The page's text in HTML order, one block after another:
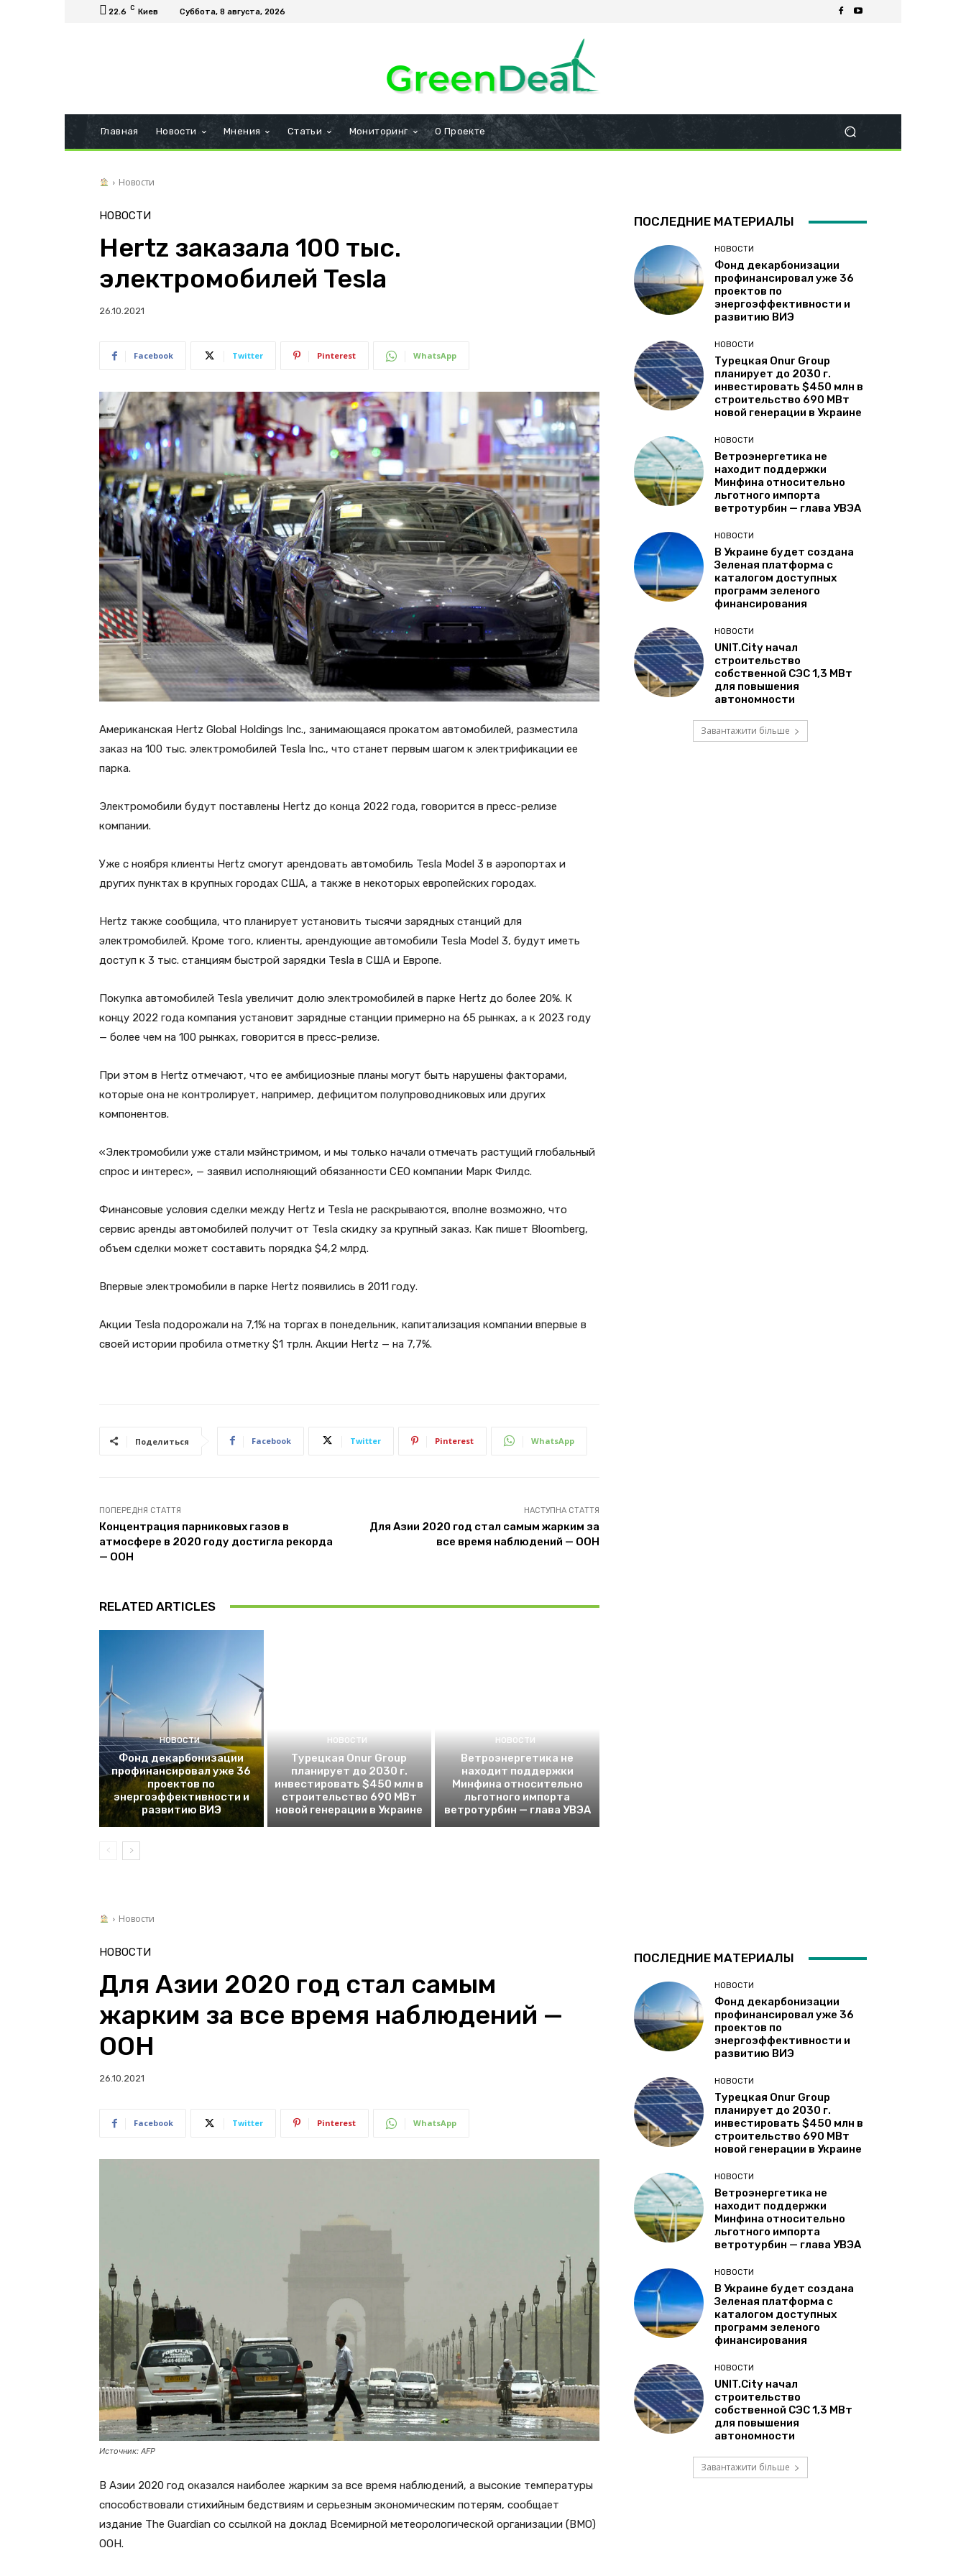
22.6 C Киев Суббота, 8 августа, 2026
Главная Новости Мнения Статьи Мониторинг О Проекте
Новости
НОВОСТИ
Hertz заказала 100 тыс.
электромобилей Tesla
26.10.2021
Facebook Twitter Pinterest WhatsApp
Американская Hertz Global Holdings Inc., занимающаяся прокатом автомобилей, разместила
заказ на 100 тыс. электромобилей Tesla Inc., что станет первым шагом к электрификации ее
парка.
Электромобили будут поставлены Hertz до конца 2022 года, говорится в пресс-релизе
компании.
Уже с ноября клиенты Hertz смогут арендовать автомобиль Tesla Model 3 в аэропортах и
других пунктах в крупных городах США, а также в некоторых европейских городах.
Hertz также сообщила, что планирует установить тысячи зарядных станций для
электромобилей. Кроме того, клиенты, арендующие автомобили Tesla Model 3, будут иметь
доступ к 3 тыс. станциям быстрой зарядки Tesla в США и Европе.
Покупка автомобилей Tesla увеличит долю электромобилей в парке Hertz до более 20%. К
концу 2022 года компания установит зарядные станции примерно на 65 рынках, а к 2023 году
— более чем на 100 рынках, говорится в пресс-релизе.
При этом в Hertz отмечают, что ее амбициозные планы могут быть нарушены факторами,
которые она не контролирует, например, дефицитом полупроводниковых или других
компонентов.
«Электромобили уже стали мэйнстримом, и мы только начали отмечать растущий глобальный
спрос и интерес», — заявил исполняющий обязанности CEO компании Марк Филдс.
Финансовые условия сделки между Hertz и Tesla не раскрываются, вполне возможно, что
сервис аренды автомобилей получит от Tesla скидку за крупный заказ. Как пишет Bloomberg,
объем сделки может составить порядка $4,2 млрд.
Впервые электромобили в парке Hertz появились в 2011 году.
Акции Tesla подорожали на 7,1% на торгах в понедельник, капитализация компании впервые в
своей истории пробила отметку $1 трлн. Акции Hertz — на 7,7%.
Поделиться Facebook Twitter Pinterest WhatsApp
ПОПЕРЕДНЯ СТАТТЯ
Концентрация парниковых газов в
атмосфере в 2020 году достигла рекорда
— ООН
НАСТУПНА СТАТТЯ
Для Азии 2020 год стал самым жарким за
все время наблюдений — ООН
RELATED ARTICLES
НОВОСТИ
Фонд декарбонизации
профинансировал уже 36
проектов по
энергоэффективности и
развитию ВИЭ
НОВОСТИ
Турецкая Onur Group
планирует до 2030 г.
инвестировать $450 млн в
строительство 690 МВт
новой генерации в Украине
НОВОСТИ
Ветроэнергетика не
находит поддержки
Минфина относительно
льготного импорта
ветротурбин — глава УВЭА
ПОСЛЕДНИЕ МАТЕРИАЛЫ
НОВОСТИ
Фонд декарбонизации
профинансировал уже 36
проектов по
энергоэффективности и
развитию ВИЭ
НОВОСТИ
Турецкая Onur Group
планирует до 2030 г.
инвестировать $450 млн в
строительство 690 МВт
новой генерации в Украине
НОВОСТИ
Ветроэнергетика не
находит поддержки
Минфина относительно
льготного импорта
ветротурбин — глава УВЭА
НОВОСТИ
В Украине будет создана
Зеленая платформа с
каталогом доступных
программ зеленого
финансирования
НОВОСТИ
UNIT.City начал
строительство
собственной СЭС 1,3 МВт
для повышения
автономности
Завантажити більше